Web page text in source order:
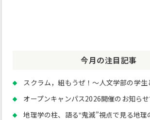
ン
今月の注目記事
スクラム，組もうぜ！～人文学部の学
オープンキャンパス2026開催のお知らせ
地理学の柱、語る‟鬼滅”視点で見る地